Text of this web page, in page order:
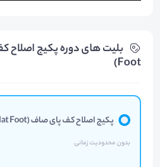
Foot)
پکیج اصلاح کف پای صاف (Flat Foot)
بدون محدودیت زمانی